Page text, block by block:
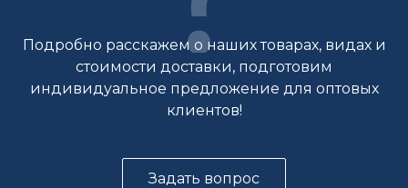
Подробно расскажем о наших товарах, видах и
стоимости доставки, подготовим
индивидуальное предложение для оптовых
клиентов!
Задать вопрос